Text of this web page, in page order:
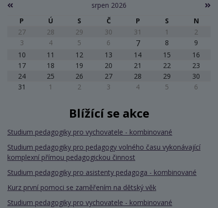
srpen 2026
P
Ú S Č P S
N
27
28 29 30 31 1
2
3
4 5 6 7 8
9
10
11 12 13 14 15
16
17
18 19 20 21 22
23
24
25 26 27 28 29
30
31
1 2 3 4 5 6
Blížící se akce
Studium pedagogiky pro vychovatele - kombinované
Studium pedagogiky pro pedagogy volného času vykonávající
komplexní přímou pedagogickou činnost
Studium pedagogiky pro asistenty pedagoga - kombinované
Kurz první pomoci se zaměřením na dětský věk
Studium pedagogiky pro vychovatele - kombinované